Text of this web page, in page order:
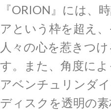
『ORION』には、
アという枠を超え
人々の心を惹きつ
す。また、角度に
アベンチュリンダ
ディスクを透明の